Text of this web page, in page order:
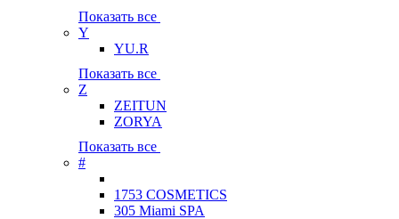
Показать все
Y
YU.R
Показать все
Z
ZEITUN
ZORYA
Показать все
#
1753 COSMETICS
305 Miami SPA